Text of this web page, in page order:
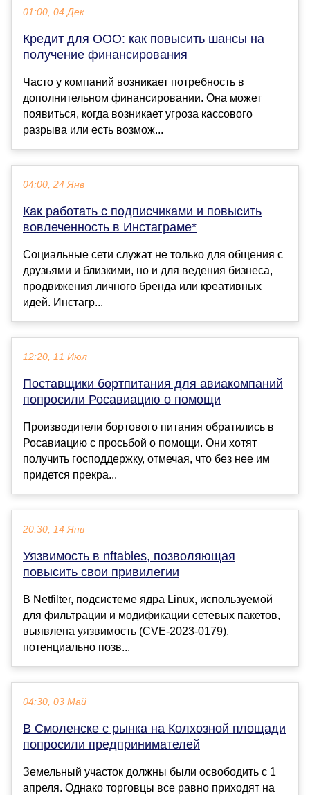
01:00, 04 Дек
Кредит для ООО: как повысить шансы на
получение финансирования
Часто у компаний возникает потребность в
дополнительном финансировании. Она может
появиться, когда возникает угроза кассового
разрыва или есть возмож...
04:00, 24 Янв
Как работать с подписчиками и повысить
вовлеченность в Инстаграме*
Cоциальные сети служат не только для общения с
друзьями и близкими, но и для ведения бизнеса,
продвижения личного бренда или креативных
идей. Инстагр...
12:20, 11 Июл
Поставщики бортпитания для авиакомпаний
попросили Росавиацию о помощи
Производители бортового питания обратились в
Росавиацию с просьбой о помощи. Они хотят
получить господдержку, отмечая, что без нее им
придется прекра...
20:30, 14 Янв
Уязвимость в nftables, позволяющая
повысить свои привилегии
В Netfilter, подсистеме ядра Linux, используемой
для фильтрации и модификации сетевых пакетов,
выявлена уязвимость (CVE-2023-0179),
потенциально позв...
04:30, 03 Май
В Смоленске с рынка на Колхозной площади
попросили предпринимателей
Земельный участок должны были освободить с 1
апреля. Однако торговцы все равно приходят на